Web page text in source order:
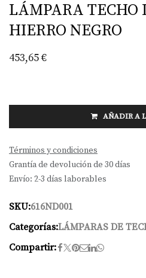
LÁMPARA TECHO
HIERRO NEGRO
453,65€
AÑADIR A
Términos y condiciones
Grantía de devolución de 30 días
Envío: 2-3 días laborables
SKU:616ND001
Categorías:LÁMPARAS DE
Compartir: